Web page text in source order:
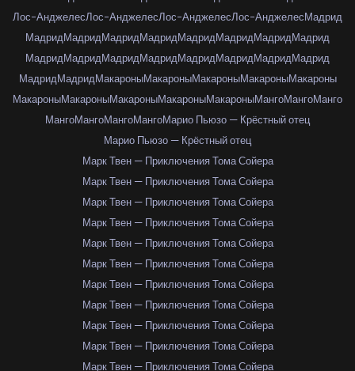
Лос-АнджелесЛос-АнджелесЛос-АнджелесЛос-АнджелесМадрид
МадридМадридМадридМадридМадридМадридМадридМадрид
МадридМадридМадридМадридМадридМадридМадридМадрид
МадридМадридМакароныМакароныМакароныМакароныМакароны
МакароныМакароныМакароныМакароныМакароныМангоМангоМанго
МангоМангоМангоМангоМарио Пьюзо — Крёстный отец
Марио Пьюзо — Крёстный отец
Марк Твен — Приключения Тома Сойера
Марк Твен — Приключения Тома Сойера
Марк Твен — Приключения Тома Сойера
Марк Твен — Приключения Тома Сойера
Марк Твен — Приключения Тома Сойера
Марк Твен — Приключения Тома Сойера
Марк Твен — Приключения Тома Сойера
Марк Твен — Приключения Тома Сойера
Марк Твен — Приключения Тома Сойера
Марк Твен — Приключения Тома Сойера
Марк Твен — Приключения Тома Сойера